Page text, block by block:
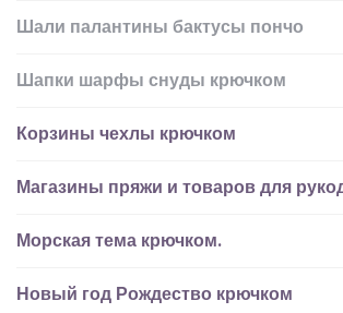
Шали палантины бактусы пончо
Шапки шарфы снуды крючком
Корзины чехлы крючком
Магазины пряжи и товаров для
Морская тема крючком.
Новый год Рождество крючком